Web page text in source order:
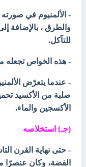
- الألمنيوم في
والطرق ، بالإضافة
للتآكل.
- هذه الخواصتجعله
- عندما يتعرّض
صلبة من الأكسيد
الأكسجين والماء.
(جـ) استخلاصه
- حتى نهاية القرن
الفضة، وكان عنصرًا